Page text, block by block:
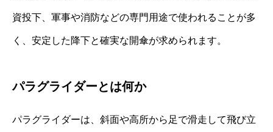
資投下、軍事や消防などの専門用途で使われることが多
く、安定した降下と確実な開傘が求められます。
パラグライダーとは何か
パラグライダーは、斜面や高所から足で滑走して飛び立